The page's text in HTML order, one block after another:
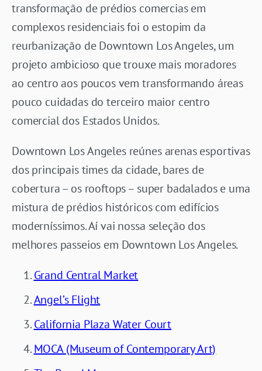
transformação de prédios comercias em
complexos residenciais foi o estopim da
reurbanização de Downtown Los Angeles, um
projeto ambicioso que trouxe mais moradores
ao centro aos poucos vem transformando áreas
pouco cuidadas do terceiro maior centro
comercial dos Estados Unidos.
Downtown Los Angeles reúnes arenas esportivas
dos principais times da cidade, bares de
cobertura – os rooftops – super badalados e uma
mistura de prédios históricos com edifícios
moderníssimos. Aí vai nossa seleção dos
melhores passeios em Downtown Los Angeles.
Grand Central Market
Angel’s Flight
California Plaza Water Court
MOCA (Museum of Contemporary Art)